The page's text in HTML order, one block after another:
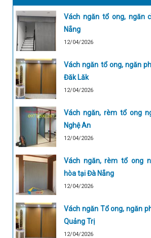
Vách ngăn tổ ong, ngăn
Nẵng
12/04/2026
Vách ngăn tổ ong, ngăn
Đăk Lăk
12/04/2026
Vách ngăn, rèm tổ ong
Nghệ An
12/04/2026
Vách ngăn, rèm tổ ong
hòa tại Đà Nẵng
12/04/2026
Vách ngăn Tổ ong, ngăn
Quảng Trị
12/04/2026